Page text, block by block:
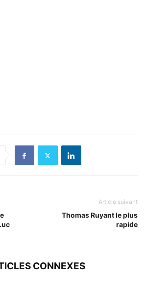
Article suivant
Thomas Ruyant le plus
rapide
CONNEXES